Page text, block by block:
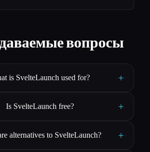
вопросы
is SvelteLaunch used for? +
Is SvelteLaunch free? +
alternatives to SvelteLaunch? +